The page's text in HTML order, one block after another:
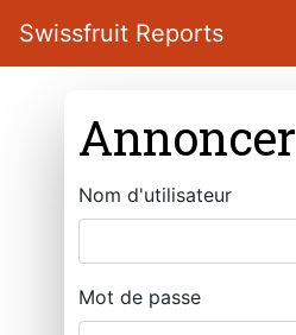
Swissfruit Reports
Annoncer
Nom d'utilisateur
Mot de passe